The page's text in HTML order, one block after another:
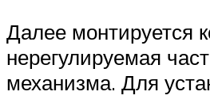
Далее монтируется
нерегулируемая
механизма. Для